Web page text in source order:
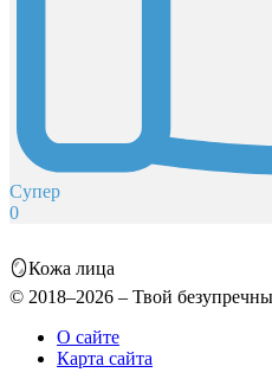
Супер
0
🪞Кожа лица
© 2018–2026 – Твой
О сайте
Карта сайта